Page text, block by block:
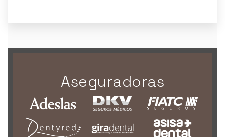
Aseguradoras